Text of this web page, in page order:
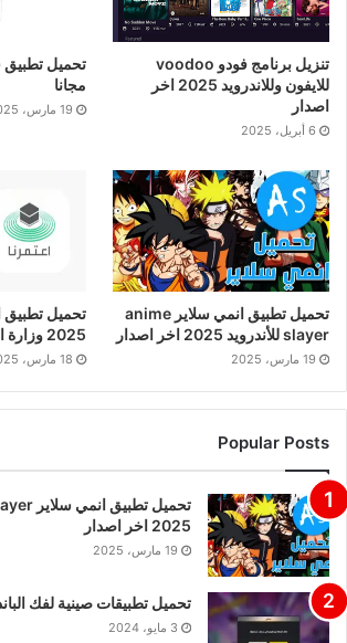
تنزيل برنامج فودو voodoo
للايفون وللاندرويد 2025 اخر
اصدار
6 أبريل، 2025
مجانا
19 مارس، 2025
تحميل تطبيق انمي سلاير anime
slayer للأندرويد 2025 اخر اصدار
19 مارس، 2025
تحميل تطبيق
2025 وزارة الحج بالعربي مجانا
18 مارس، 2025
Popular Posts
2025 اخر اصدار
19 مارس، 2025
تحميل تطبيقات صينية لفك الباند 2024
3 مايو، 2024